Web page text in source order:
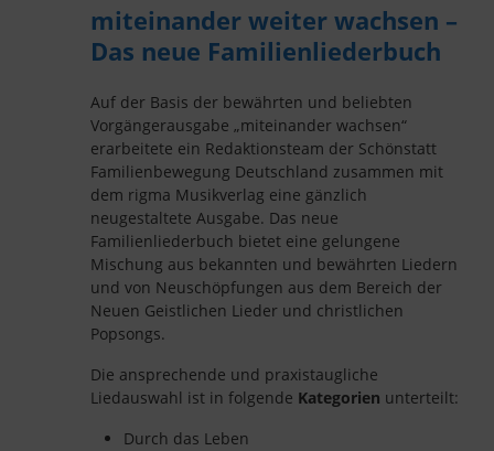
miteinander weiter wachsen –
Das neue Familienliederbuch
Auf der Basis der bewährten und beliebten
Vorgängerausgabe „miteinander wachsen“
erarbeitete ein Redaktionsteam der Schönstatt
Familienbewegung Deutschland zusammen mit
dem rigma Musikverlag eine gänzlich
neugestaltete Ausgabe. Das neue
Familienliederbuch bietet eine gelungene
Mischung aus bekannten und bewährten Liedern
und von Neuschöpfungen aus dem Bereich der
Neuen Geistlichen Lieder und christlichen
Popsongs.
Die ansprechende und praxistaugliche
Liedauswahl ist in folgende Kategorien unterteilt:
Durch das Leben